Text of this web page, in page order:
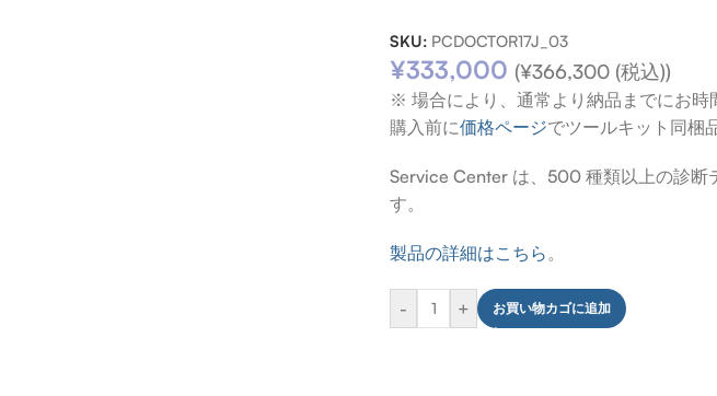
SKU: PCDOCTOR17J_03
¥333,000 (¥366,300 (税込))
※ 場合により、通常より納品までにお時
購入前に価格ページでツールキット同梱
Service Center は、500 種類以上の診断
す。
製品の詳細はこちら 。
- + お買い物カゴに追加